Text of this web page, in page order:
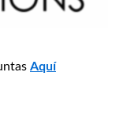
Aquí